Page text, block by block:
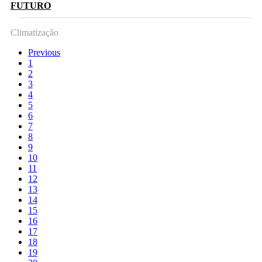
FUTURO
Climatização
Previous
1
2
3
4
5
6
7
8
9
10
11
12
13
14
15
16
17
18
19